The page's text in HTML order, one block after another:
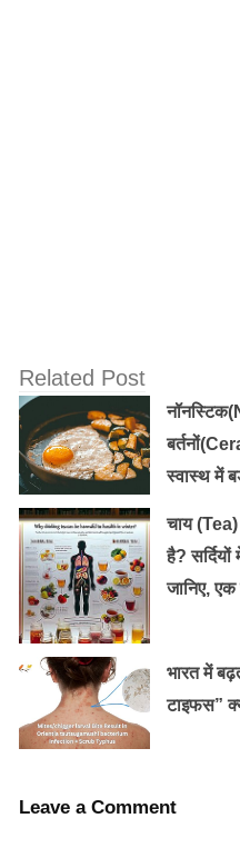
खली पेट, दोपहर और शाम को
Old Random Post
अगर यह जानेंगे
यह 7 टिप्स आपको बना देगी खुद का
Related Post
स्वास्थ में
चाय (Tea)
है?
जानिए,
भारत में
टाइफस”
Leave a Comment